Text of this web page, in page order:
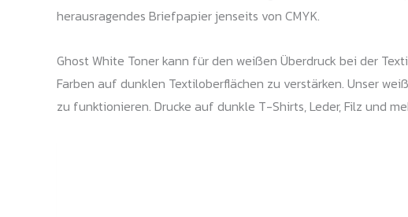
herausragendes Briefpapier jenseits von CMYK.
Ghost White Toner kann für den weißen Überdruck bei der
Farben auf dunklen Textiloberflächen zu verstärken. Unser
zu funktionieren. Drucke auf dunkle T-Shirts, Leder, Filz und